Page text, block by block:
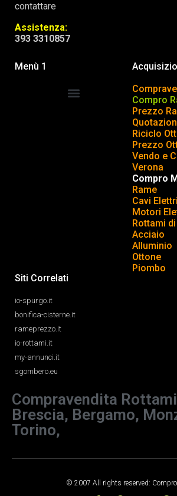
contattare
Assistenza:
393 3310857
Menù 1
Compro
Prezzo
Riciclo
Prezzo
Vendo e
Verona
Compro
Rame
Cavi
Motori
Rottami
Acciaio
Alluminio
Ottone
Piombo
Siti Correlati
io-spurgo.it
bonifica-cisterne.it
rameprezzo.it
io-rottami.it
my-annunci.it
sgombero.eu
Compravendita
Brescia, Bergamo,
Torino,
© 2007 All rights reserved: